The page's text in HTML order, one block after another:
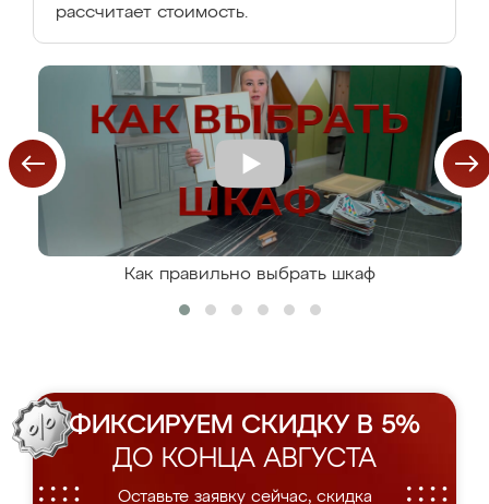
рассчитает стоимость.
Как правильно выбрать шкаф
ФИКСИРУЕМ СКИДКУ В 5%
ДО КОНЦА АВГУСТА
Оставьте заявку сейчас, скидка